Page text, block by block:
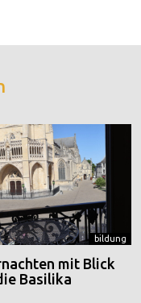
bildung
mit Blick
Basilika